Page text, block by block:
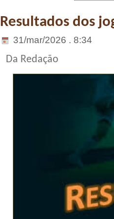
Resultados dos
31/mar/2026 . 8:34
Da Redação